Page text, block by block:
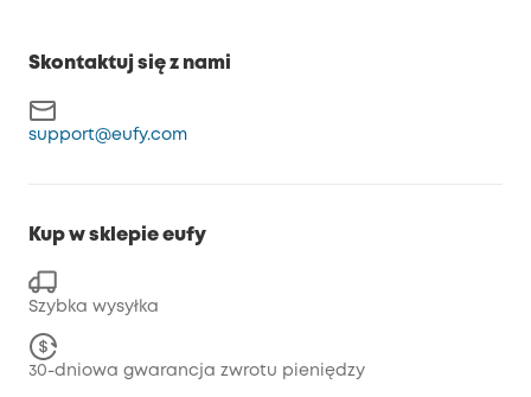
Skontaktuj się z nami
support@eufy.com
Kup w sklepie eufy
Szybka wysyłka
30-dniowa gwarancja zwrotu pieniędzy